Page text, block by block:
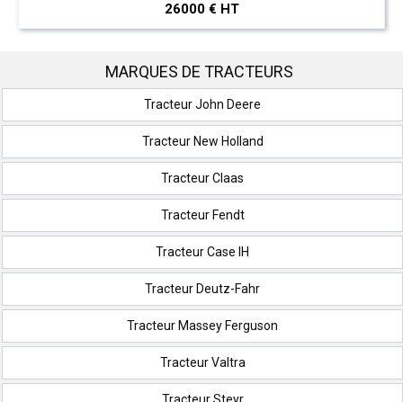
26000 € HT
MARQUES DE TRACTEURS
Tracteur John Deere
Tracteur New Holland
Tracteur Claas
Tracteur Fendt
Tracteur Case IH
Tracteur Deutz-Fahr
Tracteur Massey Ferguson
Tracteur Valtra